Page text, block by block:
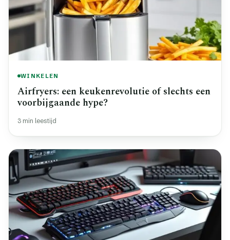
WINKELEN
Airfryers: een keukenrevolutie of slechts een
voorbijgaande hype?
3 min leestijd